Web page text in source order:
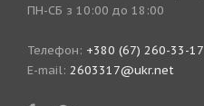
ПН-СБ з 10:00 до 18:00
Телефон: +380 (67) 260-33-17
E-mail: 2603317@ukr.net